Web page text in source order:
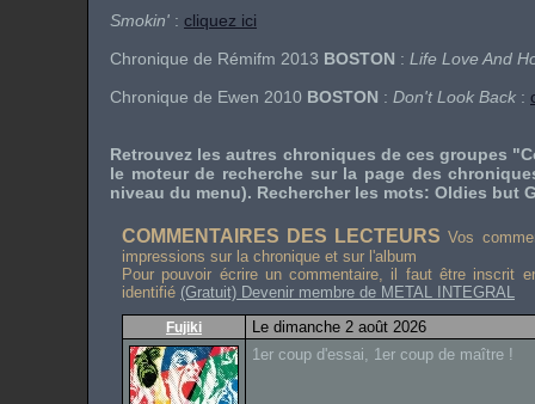
Smokin' : cliquez ici
Chronique de Rémifm 2013 BOSTON : Life Love And
Chronique de Ewen 2010 BOSTON : Don't Look Back :
Retrouvez les autres chroniques de ces groupes
le moteur de recherche sur la page des
niveau du menu). Rechercher les mots: Oldies but
COMMENTAIRES DES LECTEURS Vos
impressions sur la chronique et sur l'album
Pour pouvoir écrire un commentaire, il faut être inscrit
identifié (Gratuit) Devenir membre de METAL INTEGRAL
Fujiki
Le dimanche 2 août 2026
1er coup d'essai, 1er coup de maître !